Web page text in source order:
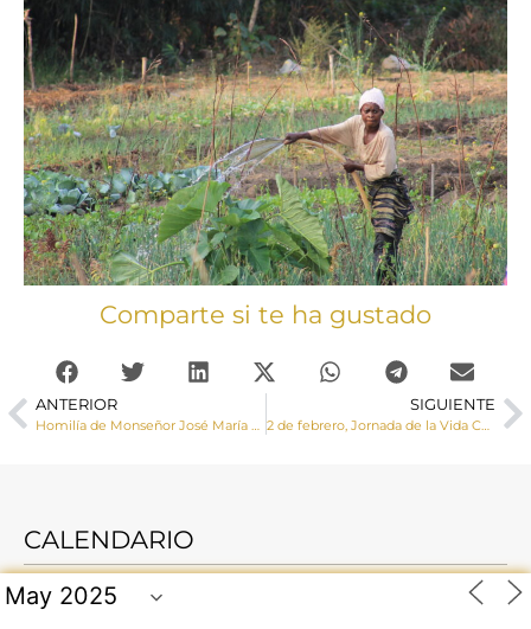
Comparte si te ha gustado
ANTERIOR
Homilía de Monseñor José María Yanguas en la Solemnidad de San Julián, Patrón de Cuenca
SIGUIENTE
2 de febrero, Jornada de la Vida Consagrada: «Aquí estoy, Señor, hágase tu voluntad»
CALENDARIO